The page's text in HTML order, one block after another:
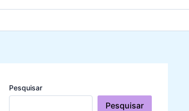
Pesquisar
Pesquisar